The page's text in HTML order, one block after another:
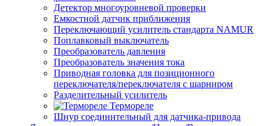
Детектор многоуровневой проверки
Емкостной датчик приближения
Переключающий усилитель стандарта NAMUR
Поплавковый выключатель
Преобразователь давления
Преобразователь значения тока
Приводная головка для позиционного
переключателя/переключателя с шарниром
Разделительный усилитель
Термореле
Шнур соединительный для датчика-привода